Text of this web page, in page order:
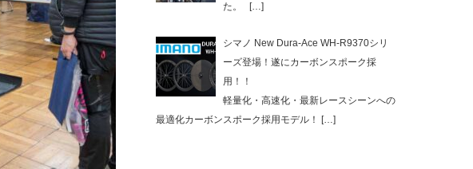
た。
[…]
シマノ New Dura-Ace WH-R9370シリ
ーズ登場！遂にカーボンスポーク採
用！！
軽量化・高速化・最新レースシーンへの
最適化カーボンスポーク採用モデル！
[…]